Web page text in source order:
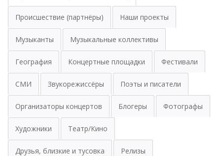
Происшествие (партнёры) Наши проекты
Музыканты Музыкальные коллективы
География Концертные площадки Фестивали
СМИ Звукорежиссёры Поэты и писатели
Организаторы концертов Блогеры Фотографы
Художники Театр/Кино
Друзья, близкие и тусовка Релизы